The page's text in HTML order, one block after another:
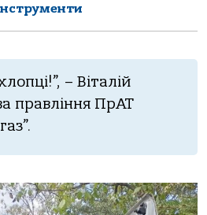
– Віталій
правління ПрАТ